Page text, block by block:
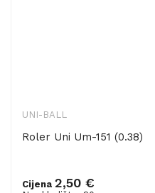
UNI-BALL
Roler Uni Um-151 (0.38)
Cijena 2,50 €
Dodaj u košaricu